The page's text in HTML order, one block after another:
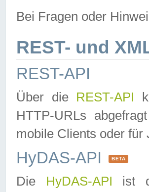
Bei Fragen oder
REST- und
REST-API
Über die REST-API
HTTP-URLs
mobile Clients oder für
HyDAS-API BETA
Die HyDAS-API ist